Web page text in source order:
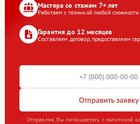
Мастера со стажем 7+ лет
Работаем с техникой любой сложности
Гарантия до 12 месяцев
Составляем договор, предоставляем
Отправить заявку
Отправляя, Вы соглашаетесь с политикой